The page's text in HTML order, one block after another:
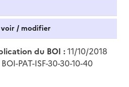
voir / modifier
du BOI :11/10/2018
BOI-PAT-ISF-30-30-10-40
au format pdf